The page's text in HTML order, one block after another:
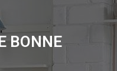
BONNE